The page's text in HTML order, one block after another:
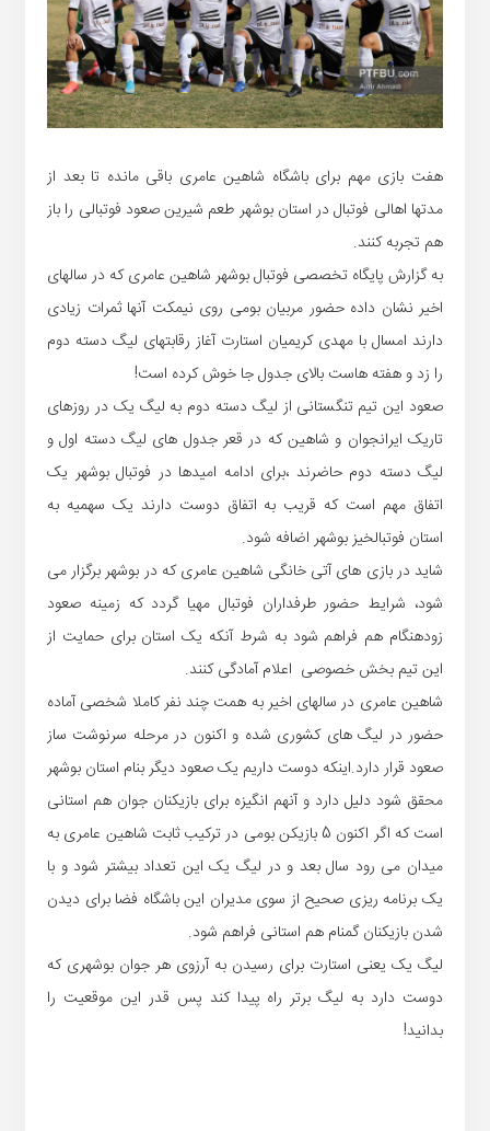
هفت بازی مهم برای باشگاه شاهین عامری باقی مانده تا بعد از
مدتها اهالی فوتبال در استان بوشهر طعم شیرین صعود فوتبالی را باز
هم تجربه کنند.
به گزارش پایگاه تخصصی فوتبال بوشهر شاهین عامری که در سالهای
اخیر نشان داده حضور مربیان بومی روی نیمکت آنها ثمرات زیادی
دارند امسال با مهدی کریمیان استارت آغاز رقابتهای لیگ دسته دوم
را زد و هفته هاست بالای جدول جا خوش کرده است!
صعود این تیم تنگستانی از لیگ دسته دوم به لیگ یک در روزهای
تاریک ایرانجوان و شاهین که در قعر جدول های لیگ دسته اول و
لیگ دسته دوم حاضرند ،برای ادامه امیدها در فوتبال بوشهر یک
اتفاق مهم است که قریب به اتفاق دوست دارند یک سهمیه به
استان فوتبالخیز بوشهر اضافه شود.
شاید در بازی های آتی خانگی شاهین عامری که در بوشهر برگزار می
شود، شرایط حضور طرفداران فوتبال مهیا گردد که زمینه صعود
زودهنگام هم فراهم شود به شرط آنکه یک استان برای حمایت از
این تیم بخش خصوصی اعلام آمادگی کنند.
شاهین عامری در سالهای اخیر به همت چند نفر کاملا شخصی آماده
حضور در لیگ های کشوری شده و اکنون در مرحله سرنوشت ساز
صعود قرار دارد.اینکه دوست داریم یک صعود دیگر بنام استان بوشهر
محقق شود دلیل دارد و آنهم انگیزه برای بازیکنان جوان هم استانی
است که اگر اکنون 5 بازیکن بومی در ترکیب ثابت شاهین عامری به
میدان می رود سال بعد و در لیگ یک این تعداد بیشتر شود و با
یک برنامه ریزی صحیح از سوی مدیران این باشگاه فضا برای دیدن
شدن بازیکنان گمنام هم استانی فراهم شود.
لیگ یک یعنی استارت برای رسیدن به آرزوی هر جوان بوشهری که
دوست دارد به لیگ برتر راه پیدا کند پس قدر این موقعیت را
بدانید!